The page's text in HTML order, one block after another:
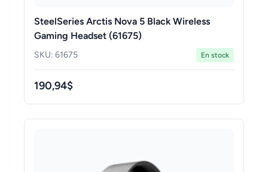
SteelSeries Arctis Nova 5 Black Wireless
Gaming Headset (61675)
SKU: 61675 En stock
190,94$